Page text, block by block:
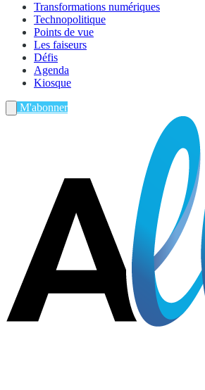
Transformations numériques
Technopolitique
Points de vue
Les faiseurs
Défis
Agenda
Kiosque
M'abonner